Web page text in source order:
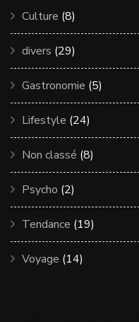
Culture (8)
divers (29)
Gastronomie (5)
Lifestyle (24)
Non classé (8)
Psycho (2)
Tendance (19)
Voyage (14)